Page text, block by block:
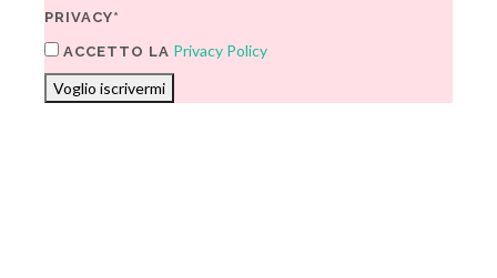
PRIVACY*
ACCETTO LA Privacy Policy
Voglio iscrivermi